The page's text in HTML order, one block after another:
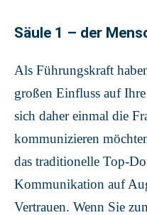
Säule 1 – der
Als Führungskraft
großen Einfluss auf
sich daher einmal die
kommunizieren
das traditionelle Top-
Kommunikation auf
Vertrauen. Wenn Sie